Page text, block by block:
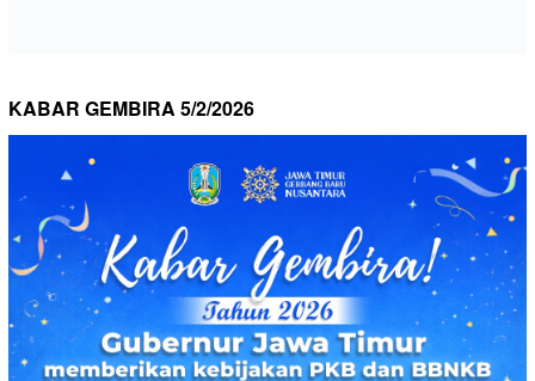
KABAR GEMBIRA 5/2/2026